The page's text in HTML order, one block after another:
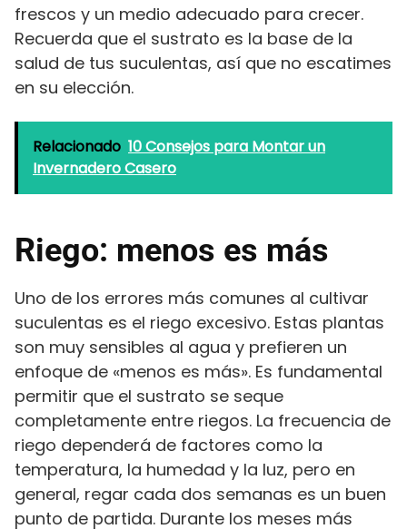
frescos y un medio adecuado para crecer.
Recuerda que el sustrato es la base de la
salud de tus suculentas, así que no escatimes
en su elección.
Relacionado 10 Consejos para Montar un
Invernadero Casero
Riego: menos es más
Uno de los errores más comunes al cultivar
suculentas es el riego excesivo. Estas plantas
son muy sensibles al agua y prefieren un
enfoque de «menos es más». Es fundamental
permitir que el sustrato se seque
completamente entre riegos. La frecuencia de
riego dependerá de factores como la
temperatura, la humedad y la luz, pero en
general, regar cada dos semanas es un buen
punto de partida. Durante los meses más